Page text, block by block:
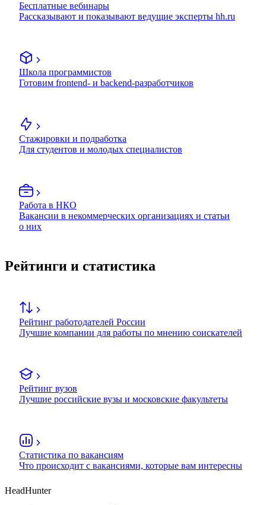
Бесплатные вебинары
Рассказывают и показывают ведущие эксперты hh.ru
Школа программистов
Готовим frontend- и backend-разработчиков
Стажировки и подработка
Для студентов и молодых специалистов
Работа в НКО
Вакансии в некоммерческих организациях и статьи
о них
Рейтинги и статистика
Рейтинг работодателей России
Лучшие компании для работы по мнению соискателей
Рейтинг вузов
Лучшие российские вузы и московские факультеты
Статистика по вакансиям
Что происходит с вакансиями, которые вам интересны
HeadHunter